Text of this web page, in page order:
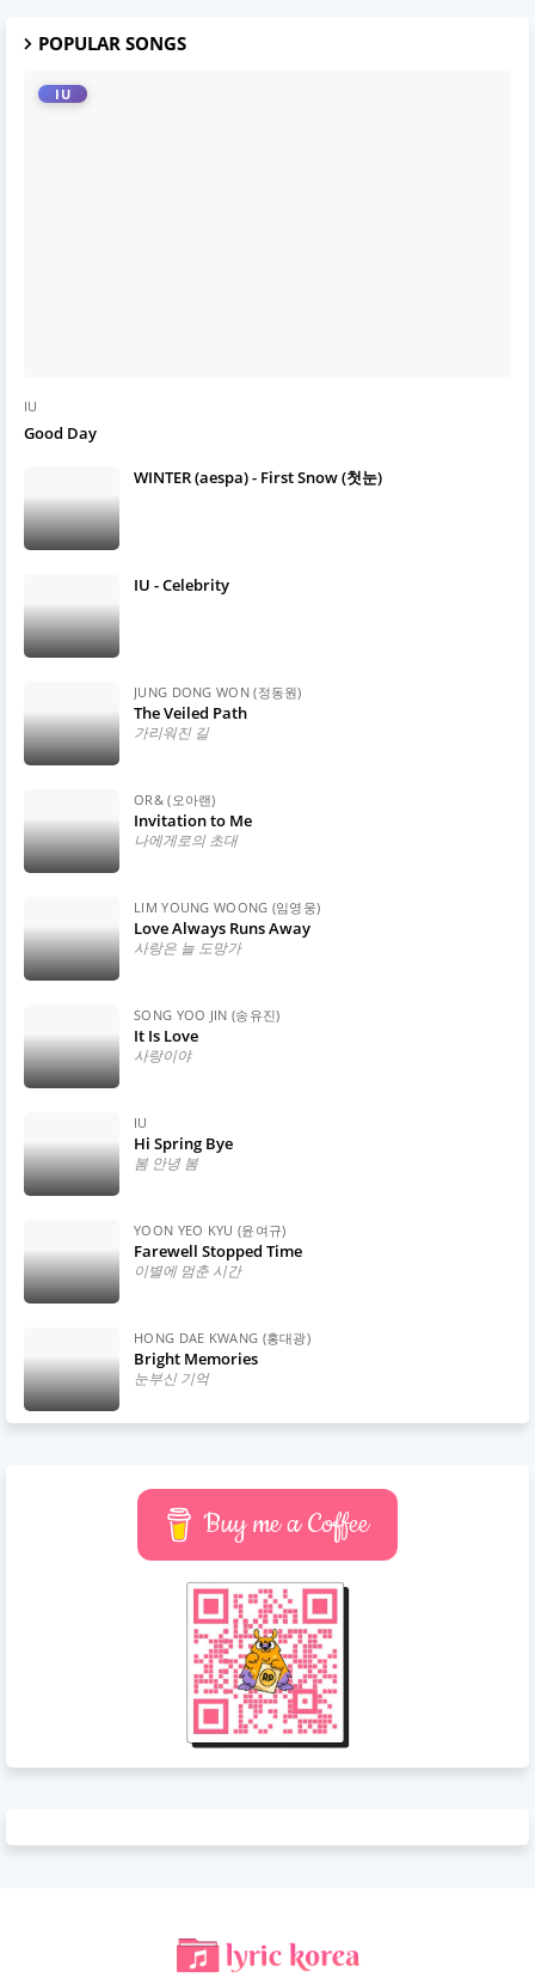
POPULAR SONGS
IU
IU
Good Day
WINTER (aespa) - First Snow (첫눈)
IU - Celebrity
JUNG DONG WON (정동원)
The Veiled Path
가리워진 길
OR& (오아랜)
Invitation to Me
나에게로의 초대
LIM YOUNG WOONG (임영웅)
Love Always Runs Away
사랑은 늘 도망가
SONG YOO JIN (송유진)
It Is Love
사랑이야
IU
Hi Spring Bye
봄 안녕 봄
YOON YEO KYU (윤여규)
Farewell Stopped Time
이별에 멈춘 시간
HONG DAE KWANG (홍대광)
Bright Memories
눈부신 기억
Buy me a Coffee